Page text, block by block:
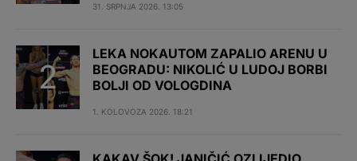
31. SRPNJA 2026. 13:05
LEKA NOKAUTOM ZAPALIO ARENU U
BEOGRADU: NIKOLIĆ U LUDOJ BORBI
BOLJI OD VOLOGDINA
1. KOLOVOZA 2026. 18:21